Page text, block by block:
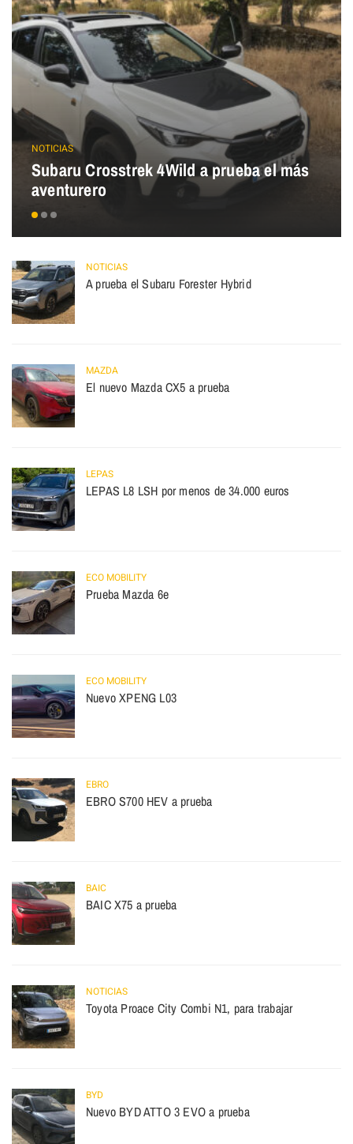
NOTICIAS
Subaru Crosstrek 4Wild a prueba el más
aventurero
NOTICIAS
A prueba el Subaru Forester Hybrid
MAZDA
El nuevo Mazda CX5 a prueba
LEPAS
LEPAS L8 LSH por menos de 34.000 euros
ECO MOBILITY
Prueba Mazda 6e
ECO MOBILITY
Nuevo XPENG L03
EBRO
EBRO S700 HEV a prueba
BAIC
BAIC X75 a prueba
NOTICIAS
Toyota Proace City Combi N1, para trabajar
BYD
Nuevo BYD ATTO 3 EVO a prueba